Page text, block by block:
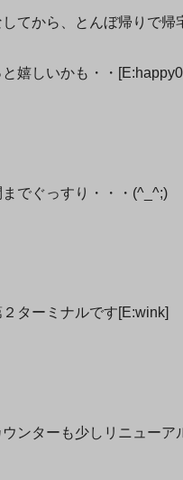
てから、とんぼ帰りで
嬉しいかも・・
でぐっすり・・・(^_^;)
ターミナルです[E:wink]
ンターも少しリニューア